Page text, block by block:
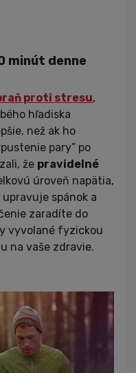
minút denne
proti stresu,
hľadiska
než ak ho
pary” po
že pravidelné
úroveň napätia,
spánok a
zaradíte do
vyvolané fyzickou
na vaše zdravie.